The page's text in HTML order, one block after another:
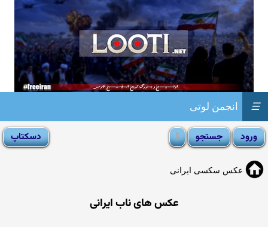
انجمن لوتی ☰
عکس سکسی ایرانی
عکس های ناب ایرانی